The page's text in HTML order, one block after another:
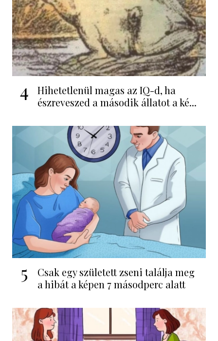
4
Hihetetlenül magas az IQ-d, ha
észreveszed a második állatot a ké...
5
Csak egy született zseni találja meg
a hibát a képen 7 másodperc alatt